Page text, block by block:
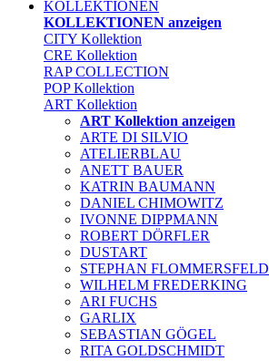
KOLLEKTIONEN
KOLLEKTIONEN anzeigen
CITY Kollektion
CRE Kollektion
RAP COLLECTION
POP Kollektion
ART Kollektion
ART Kollektion anzeigen
ARTE DI SILVIO
ATELIERBLAU
ANETT BAUER
KATRIN BAUMANN
DANIEL CHIMOWITZ
IVONNE DIPPMANN
ROBERT DÖRFLER
DUSTART
STEPHAN FLOMMERSFELD
WILHELM FREDERKING
ARI FUCHS
GARLIX
SEBASTIAN GÖGEL
RITA GOLDSCHMIDT